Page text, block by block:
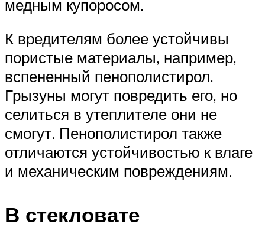
медным купоросом.
К вредителям более устойчивы
пористые материалы, например,
вспененный пенополистирол.
Грызуны могут повредить его, но
селиться в утеплителе они не
смогут. Пенополистирол также
отличаются устойчивостью к влаге
и механическим повреждениям.
В стекловате